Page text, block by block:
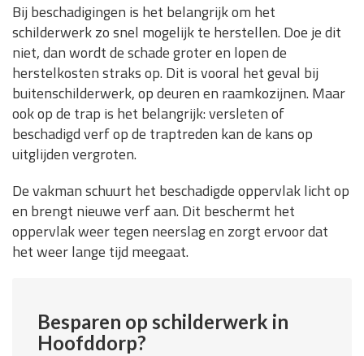
Bij beschadigingen is het belangrijk om het
schilderwerk zo snel mogelijk te herstellen. Doe je dit
niet, dan wordt de schade groter en lopen de
herstelkosten straks op. Dit is vooral het geval bij
buitenschilderwerk, op deuren en raamkozijnen. Maar
ook op de trap is het belangrijk: versleten of
beschadigd verf op de traptreden kan de kans op
uitglijden vergroten.
De vakman schuurt het beschadigde oppervlak licht op
en brengt nieuwe verf aan. Dit beschermt het
oppervlak weer tegen neerslag en zorgt ervoor dat
het weer lange tijd meegaat.
Besparen op schilderwerk in
Hoofddorp?